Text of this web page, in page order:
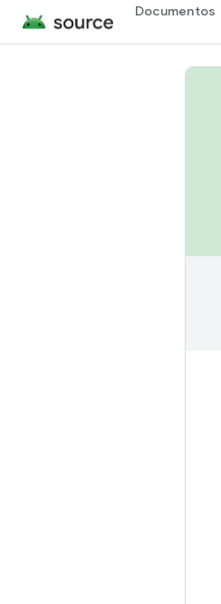
Documentos